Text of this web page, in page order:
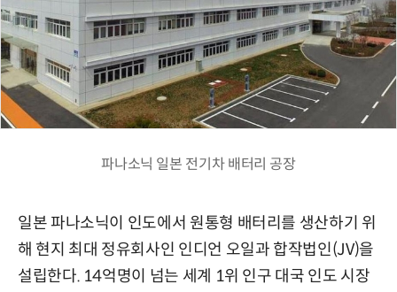
파나소닉 일본 전기차 배터리 공장
일본 파나소닉이 인도에서 원통형 배터리를 생산하기 위
해 현지 최대 정유회사인 인디언 오일과 합작법인(JV)을
설립한다. 14억명이 넘는 세계 1위 인구 대국 인도 시장